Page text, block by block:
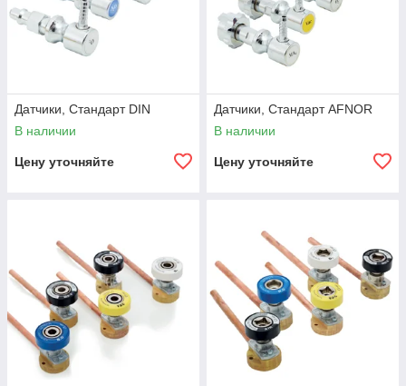
Датчики, Стандарт DIN
В наличии
Цену уточняйте
Датчики, Стандарт AFNOR
В наличии
Цену уточняйте